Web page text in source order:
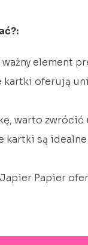
element
kartki oferują
warto zwrócić
kartki są
Papier